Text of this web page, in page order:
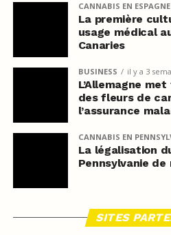
CANNABIS EN ESPAGNE
La première
usage médical
Canaries
BUSINESS il y a 3
L’Allemagne
des fleurs de
l’assurance
CANNABIS EN
La légalisation
Pennsylvanie de
SITES